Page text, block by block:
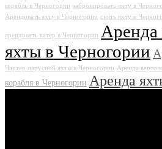
корабль в Черногории забронировать яхту в
Арендовать яхту в Черногории снять яхту в
арендовать катер в Черногории Аренда
яхты в Черногории
Чартер парусной яхты в Черногории Аренда
корабля в Черногории Аренда